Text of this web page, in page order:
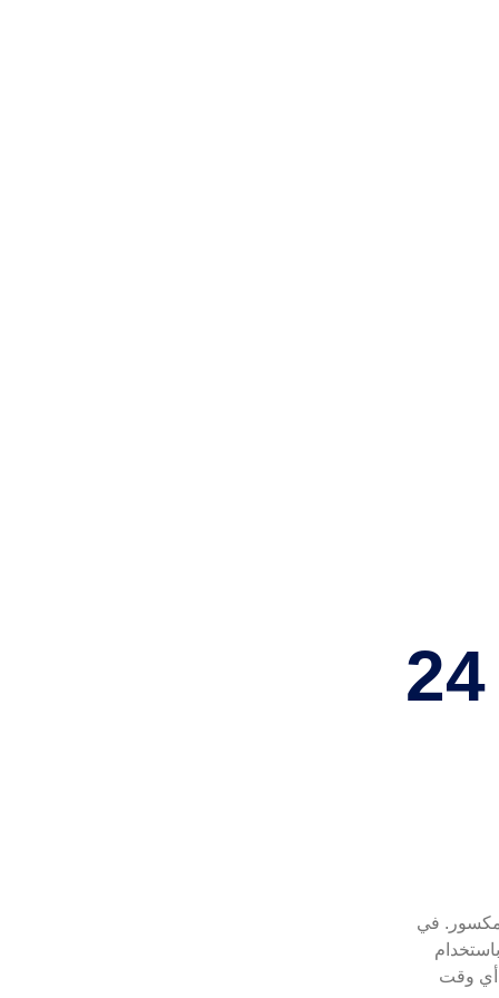
خدمة طوارئ سريعة 24
مكسور. في
أي وقت